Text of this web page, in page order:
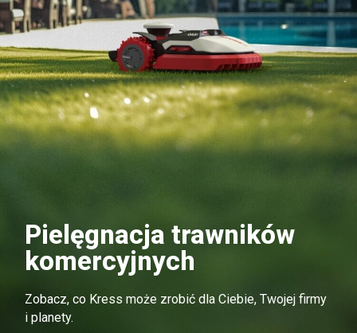
Pielęgnacja trawników
komercyjnych
Zobacz, co Kress może zrobić dla Ciebie, Twojej firmy
i planety.